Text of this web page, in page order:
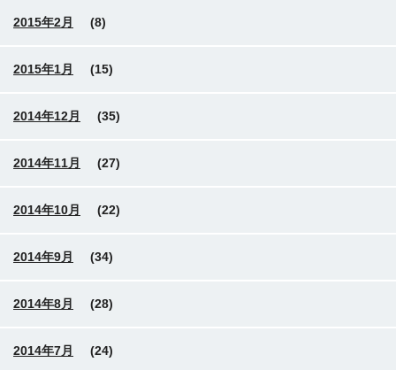
2015年2月 (8)
2015年1月 (15)
2014年12月 (35)
2014年11月 (27)
2014年10月 (22)
2014年9月 (34)
2014年8月 (28)
2014年7月 (24)